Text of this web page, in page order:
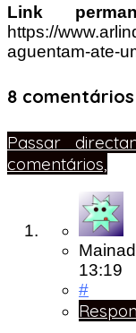
Link
https://
aguentam-ate-
8 comentários
Passar
comentários,
13:19
#